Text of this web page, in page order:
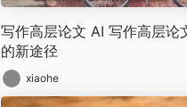
写作高层论文 AI 写作高层论
的新途径
xiaohe